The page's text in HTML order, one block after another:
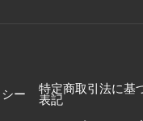
ー 特定商取引法に基
表記